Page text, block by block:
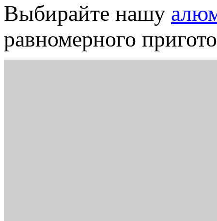
Выбирайте нашу
равномерного